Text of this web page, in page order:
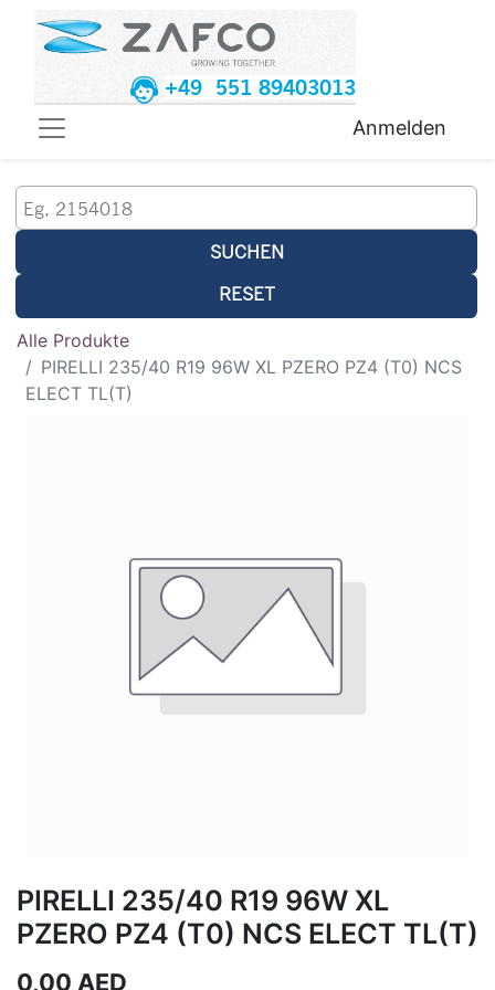
+49 551 89403013
Anmelden
SUCHEN
RESET
Alle Produkte
PIRELLI 235/40 R19 96W XL PZERO PZ4 (T0) NCS
ELECT TL(T)
PIRELLI 235/40 R19 96W XL
PZERO PZ4 (T0) NCS ELECT TL(T)
0,00 AED